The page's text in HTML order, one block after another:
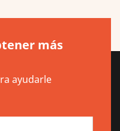
más
ayudarle